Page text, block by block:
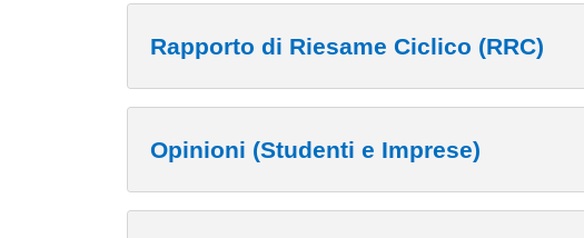
Rapporto di Riesame Ciclico (RRC)
Opinioni (Studenti e Imprese)